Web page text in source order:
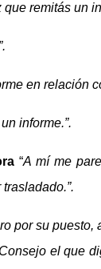
queremitás un
en relación
informe.”.
“A mí me
por su puesto,
el que